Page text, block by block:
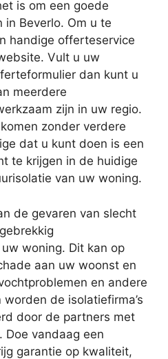
is om een goede
Beverlo. Om u te
handige offerteservice
Vult u uw
dan kunt u
meerdere
zijn in uw regio.
zonder verdere
dat u kunt doen is een
te krijgen in de huidige
van uw woning.
de gevaren van slecht
woning. Dit kan op
aan uw woonst en
en andere
de isolatiefirma’s
door de partners met
Doe vandaag een
garantie op kwaliteit,